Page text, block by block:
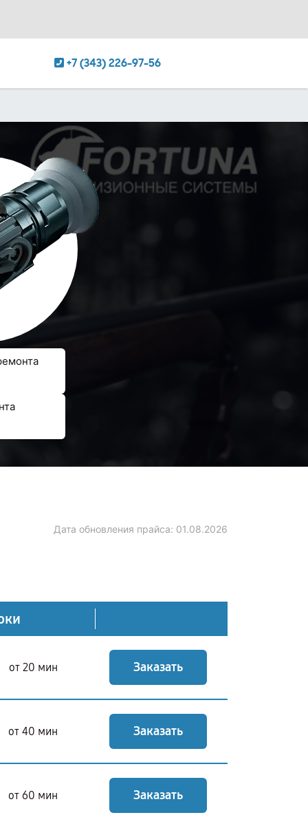
+7 (343) 226-97-56
Дата обновления прайса: 01.08.2026
от 20 мин Заказать
от 40 мин Заказать
от 60 мин Заказать